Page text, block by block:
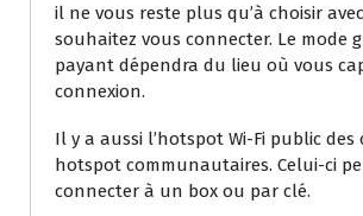
il ne vous reste plus qu’à choisir
souhaitez vous connecter. Le mode
payant dépendra du lieu où vous
connexion.
Il y a aussi l’hotspot Wi-Fi public
hotspot communautaires. Celui-ci
connecter à un box ou par clé.